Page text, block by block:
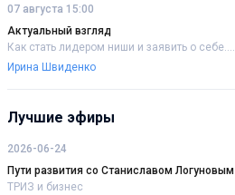
07 августа 15:00
Актуальный взгляд
Как стать лидером ниши и заявить о себе....
Ирина Швиденко
Лучшие эфиры
2026-06-24
Пути развития со Станиславом Логуновым
ТРИЗ и бизнес